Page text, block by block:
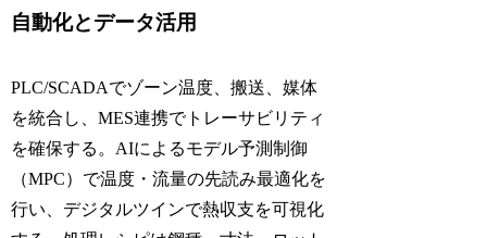
自動化とデータ活用
PLC/SCADAでゾーン温度、搬送、媒体
を統合し、MES連携でトレーサビリティ
を確保する。AIによるモデル予測制御
（MPC）で温度・流量の先読み最適化を
行い、デジタルツインで熱収支を可視化